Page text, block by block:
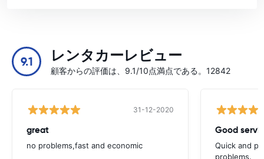
9.1 レンタカーレビュー
顧客からの評価は、9.1/10点満点である。12842
31-12-2020
great
no problems,fast and economic
Good
Quick and
problems.